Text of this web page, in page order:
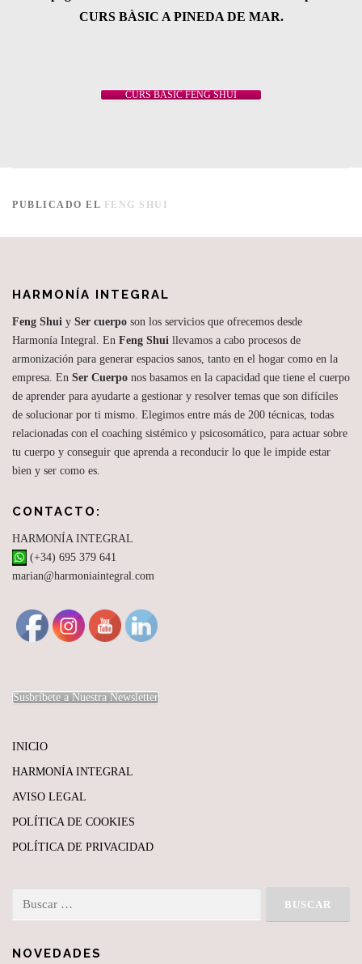
CURS BÀSIC A PINEDA DE MAR.
CURS BASIC FENG SHUI
PUBLICADO EL FENG SHUI
HARMONÍA INTEGRAL
Feng Shui y Ser cuerpo son los servicios que ofrecemos desde
Harmonía Integral. En Feng Shui llevamos a cabo procesos de
armonización para generar espacios sanos, tanto en el hogar como en la
empresa. En Ser Cuerpo nos basamos en la capacidad que tiene el cuerpo
de aprender para ayudarte a gestionar y resolver temas que son difíciles
de solucionar por ti mismo. Elegimos entre más de 200 técnicas, todas
relacionadas con el coaching sistémico y psicosomático, para actuar sobre
tu cuerpo y conseguir que aprenda a reconducir lo que le impide estar
bien y ser como es.
CONTACTO:
HARMONÍA INTEGRAL
(+34) 695 379 641
marian@harmoniaintegral.com
Susbríbete a Nuestra Newsletter
INICIO
HARMONÍA INTEGRAL
AVISO LEGAL
POLÍTICA DE COOKIES
POLÍTICA DE PRIVACIDAD
NOVEDADES